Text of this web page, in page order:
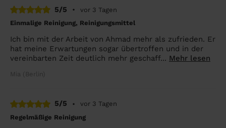
5/5
•
vor 3 Tagen
Einmalige Reinigung, Reinigungsmittel
Ich bin mit der Arbeit von Ahmad mehr als zufrieden. Er
hat meine Erwartungen sogar übertroffen und in der
vereinbarten Zeit deutlich mehr geschaff... Mehr lesen
Mia (Berlin)
5/5 •
vor 3 Tagen
Regelmäßige Reinigung